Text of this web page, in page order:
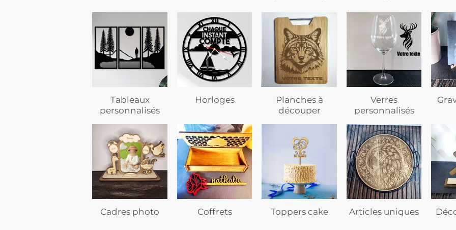
Tableaux
personnalisés
Horloges
Planches à
découper
Verres
personnalisés
Cadres photo Coffrets Toppers cake Articles uniques